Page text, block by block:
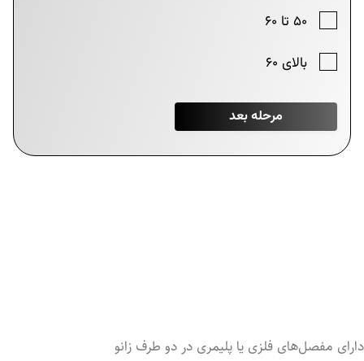
دارای مفصل‌های فلزی یا پلیمری در دو طرف زانو